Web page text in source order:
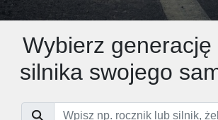
Wybierz generację
silnika swojego